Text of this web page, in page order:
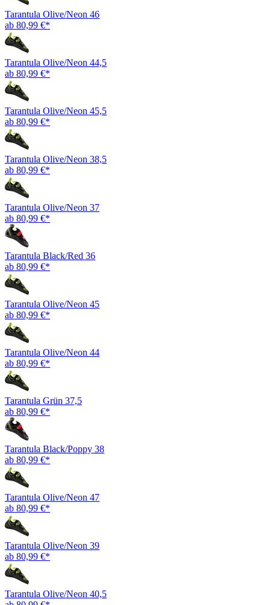
Tarantula Olive/Neon 46
ab 80,99 €*
Tarantula Olive/Neon 44,5
ab 80,99 €*
Tarantula Olive/Neon 45,5
ab 80,99 €*
Tarantula Olive/Neon 38,5
ab 80,99 €*
Tarantula Olive/Neon 37
ab 80,99 €*
Tarantula Black/Red 36
ab 80,99 €*
Tarantula Olive/Neon 45
ab 80,99 €*
Tarantula Olive/Neon 44
ab 80,99 €*
Tarantula Grün 37,5
ab 80,99 €*
Tarantula Black/Poppy 38
ab 80,99 €*
Tarantula Olive/Neon 47
ab 80,99 €*
Tarantula Olive/Neon 39
ab 80,99 €*
Tarantula Olive/Neon 40,5